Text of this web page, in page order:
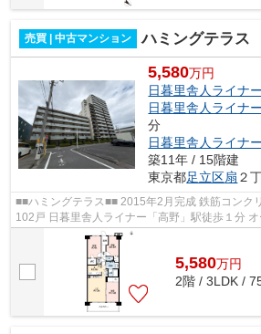
売買 | 中古マンション ハミングテラス
5,580万円
日暮里舎人ライナー
日暮里舎人ライナー
分
日暮里舎人ライナー
築11年 / 15階建
東京都足立区扇 ２
■■ハミングテラス■■ 2015年2月完成 鉄筋コンクリート造15階建て 総戸数
102戸 日暮里舎人ライナー「高野」駅徒歩１分 オートロック 宅配ボックス
ペット足洗い場 24時間ゴミ出し可能...
5,580万円
2階 / 3LDK /